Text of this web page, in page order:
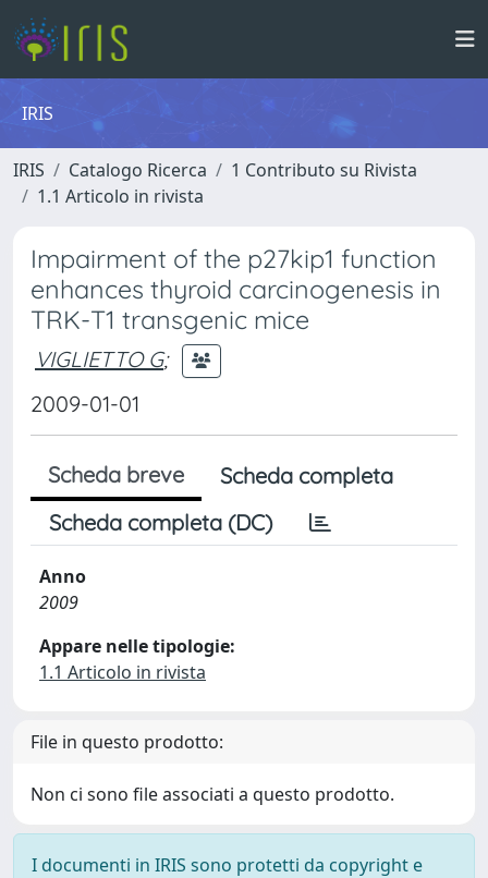
IRIS
IRIS Catalogo Ricerca
1 Contributo su Rivista
1.1 Articolo in rivista
Impairment of the p27kip1 function
enhances thyroid carcinogenesis in
TRK-T1 transgenic mice
VIGLIETTO G;
2009-01-01
Scheda breve
Scheda completa
Scheda completa (DC)
Anno
2009
Appare nelle tipologie:
1.1 Articolo in rivista
File in questo prodotto:
Non ci sono file associati a questo prodotto.
I documenti in IRIS sono protetti da copyright e